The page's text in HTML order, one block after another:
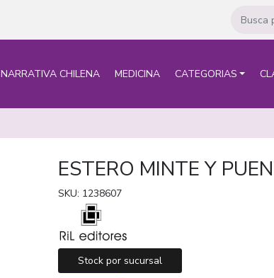
NARRATIVA CHILENA MEDICINA CATEGORIAS
ESTERO MINTE Y
SKU: 1238607
Stock por sucursal